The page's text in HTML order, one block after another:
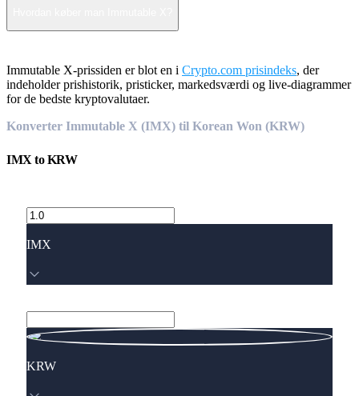
Immutable X-prissiden er blot en i Crypto.com prisindeks, der
indeholder prishistorik, pristicker, markedsværdi og live-diagrammer
for de bedste kryptovalutaer.
Konverter Immutable X (IMX) til Korean Won (KRW)
IMX toKRW
IMX
KRW